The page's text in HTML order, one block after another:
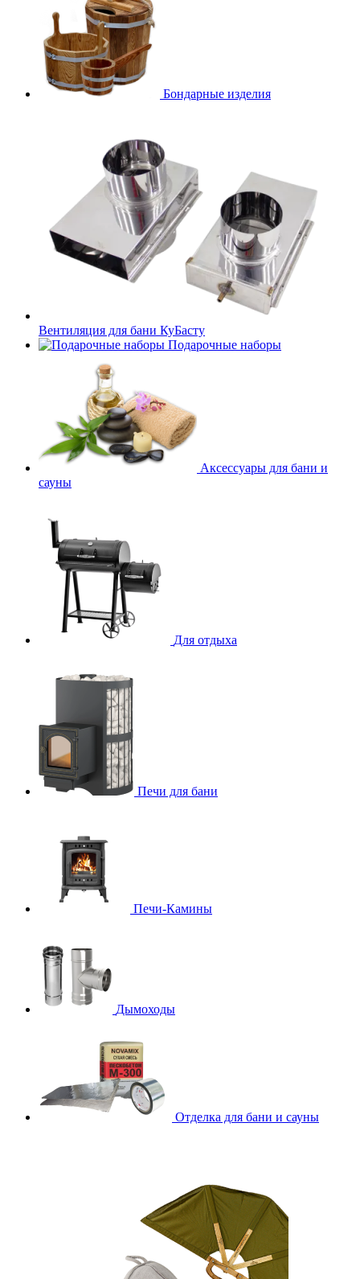
Бондарные изделия
Вентиляция для бани КуБасту
Подарочные наборы
Аксессуары для бани и
сауны
Для отдыха
Печи для бани
Печи-Камины
Дымоходы
Отделка для бани и сауны